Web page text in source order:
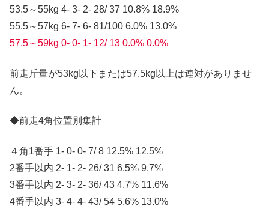
53.5～55kg 4- 3- 2- 28/ 37 10.8% 18.9%
55.5～57kg 6- 7- 6- 81/100 6.0% 13.0%
57.5～59kg 0- 0- 1- 12/ 13 0.0% 0.0%
前走斤量が53kg以下または57.5kg以上は連対がありませ
ん。
◆前走4角位置別集計
４角1番手 1- 0- 0- 7/ 8 12.5% 12.5%
2番手以内 2- 1- 2- 26/ 31 6.5% 9.7%
3番手以内 2- 3- 2- 36/ 43 4.7% 11.6%
4番手以内 3- 4- 4- 43/ 54 5.6% 13.0%